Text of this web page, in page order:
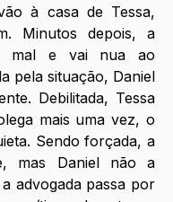
à casa de Tessa,
Minutos depois, a
mal e vai nua ao
pela situação, Daniel
Debilitada, Tessa
mais uma vez, o
Sendo forçada, a
mas Daniel não a
advogada passa por